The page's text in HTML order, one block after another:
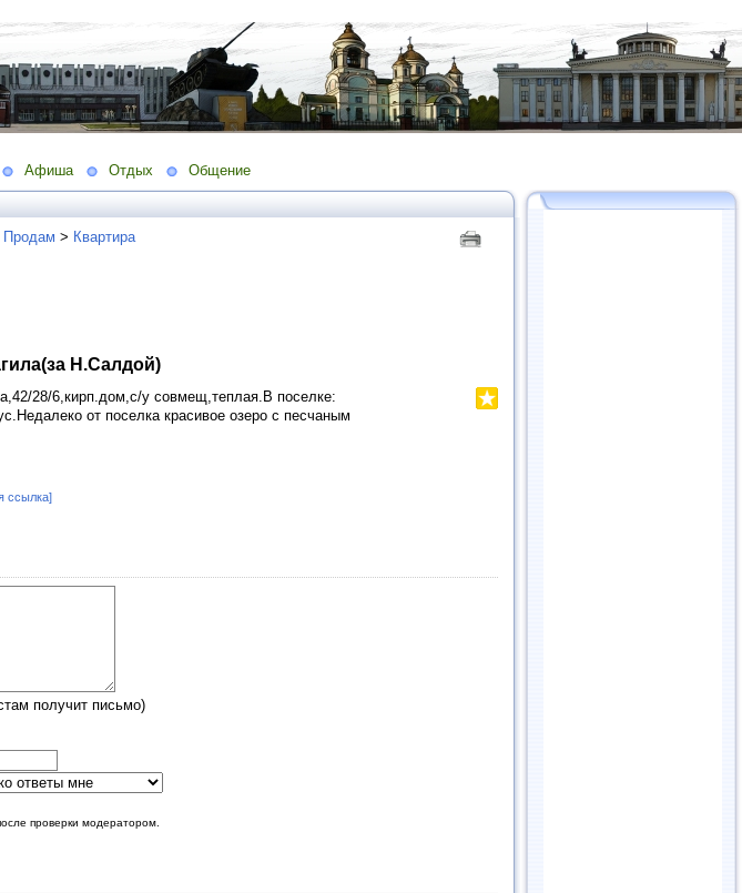
Афиша Отдых Общение
Продам > Квартира
Н.Салдой)
28/6,кирп.дом,с/у совмещ,теплая.В поселке:
от поселка красивое озеро с песчаным
ссылка]
получит письмо)
проверки модератором.